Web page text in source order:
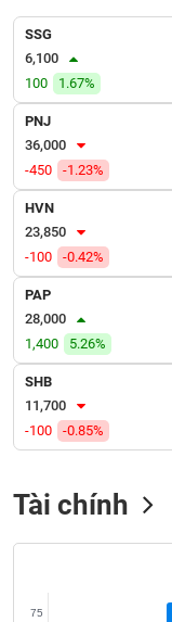
SSG
6,100
100
1.67%
PNJ
36,000
-450
-1.23%
HVN
23,850
-100
-0.42%
PAP
28,000
1,400
5.26%
SHB
11,700
-100
-0.85%
Tài chính
75
TRUYỀN
THÔNG
TIỆN
ÍCH
BẤT
ĐỘNG
SẢN
chứng
khoán
(-)
Tất cả Cổ phiếu
Lãnh